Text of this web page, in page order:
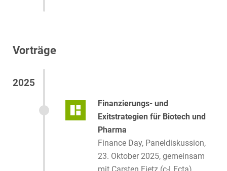
Vorträge
2025
Finanzierungs- und
Exitstrategien für Biotech und
Pharma
Finance Day, Paneldiskussion,
23. Oktober 2025, gemeinsam